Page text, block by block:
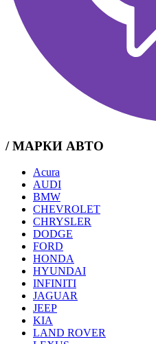
/ МАРКИ АВТО
Acura
AUDI
BMW
CHEVROLET
CHRYSLER
DODGE
FORD
HONDA
HYUNDAI
INFINITI
JAGUAR
JEEP
KIA
LAND ROVER